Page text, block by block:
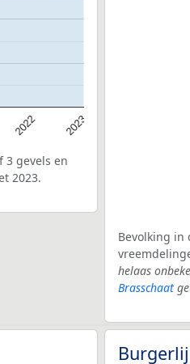
2022 2023
3 gevels en
2023.
Bevolking in
helaas
Brasschaat